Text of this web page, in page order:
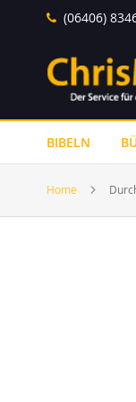
Direkt
Inhalt
(06406)
BIBELN
Home